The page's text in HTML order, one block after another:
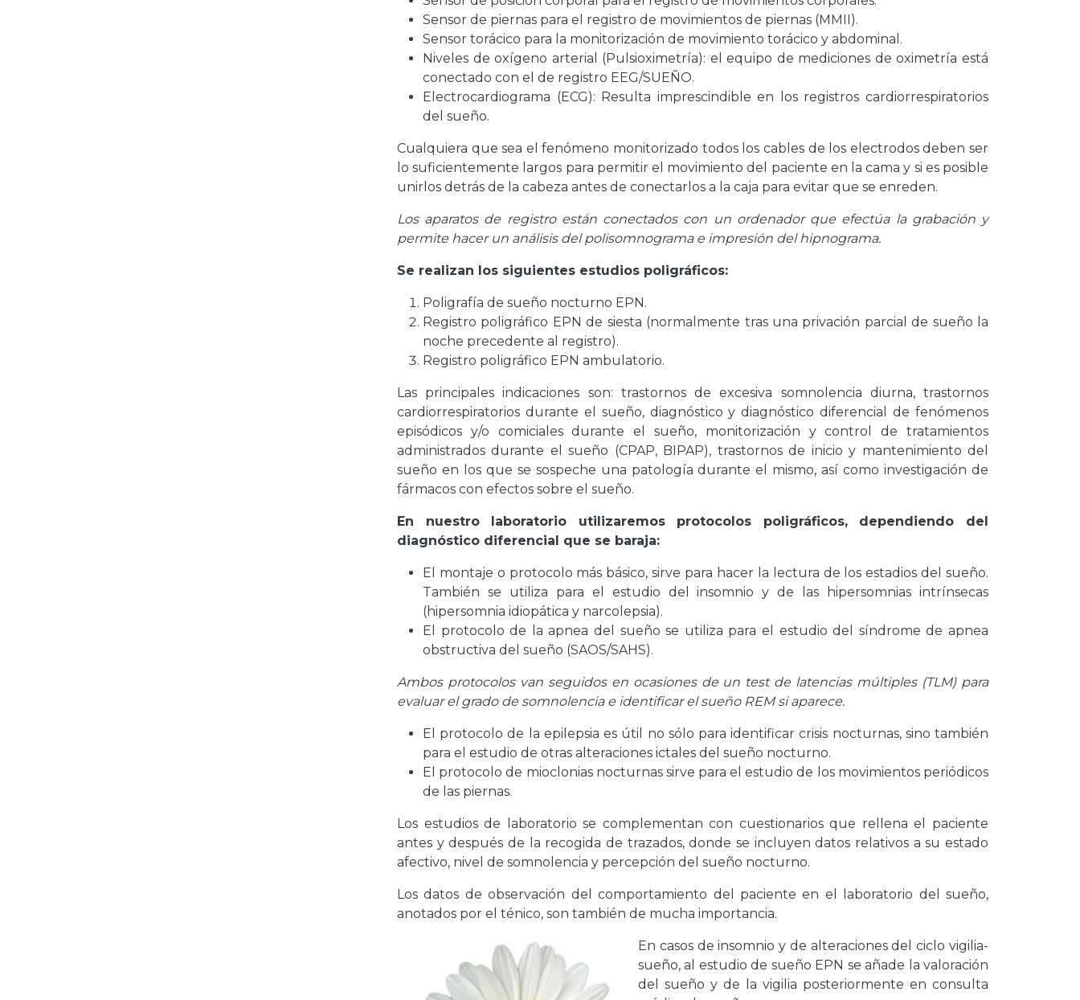
Sensor de piernas para el registro de movimientos de piernas (MMII).
Sensor torácico para la monitorización de movimiento torácico y abdominal.
Niveles de oxígeno arterial (Pulsioximetría): el equipo de mediciones de oximetría está
conectado con el de registro EEG/SUEÑO.
Electrocardiograma (ECG): Resulta imprescindible en los registros cardiorrespiratorios
del sueño.
Cualquiera que sea el fenómeno monitorizado todos los cables de los electrodos deben ser
lo suficientemente largos para permitir el movimiento del paciente en la cama y si es posible
unirlos detrás de la cabeza antes de conectarlos a la caja para evitar que se enreden.
Los aparatos de registro están conectados con un ordenador que efectúa la grabación y
permite hacer un análisis del polisomnograma e impresión del hipnograma.
Se realizan los siguientes estudios poligráficos:
Poligrafía de sueño nocturno EPN.
Registro poligráfico EPN de siesta (normalmente tras una privación parcial de sueño la
noche precedente al registro).
Registro poligráfico EPN ambulatorio.
Las principales indicaciones son: trastornos de excesiva somnolencia diurna, trastornos
cardiorrespiratorios durante el sueño, diagnóstico y diagnóstico diferencial de fenómenos
episódicos y/o comiciales durante el sueño, monitorización y control de tratamientos
administrados durante el sueño (CPAP, BIPAP), trastornos de inicio y mantenimiento del
sueño en los que se sospeche una patología durante el mismo, así como investigación de
fármacos con efectos sobre el sueño.
En nuestro laboratorio utilizaremos protocolos poligráficos, dependiendo del
diagnóstico diferencial que se baraja:
El montaje o protocolo más básico, sirve para hacer la lectura de los estadios del sueño.
También se utiliza para el estudio del insomnio y de las hipersomnias intrínsecas
(hipersomnia idiopática y narcolepsia).
El protocolo de la apnea del sueño se utiliza para el estudio del síndrome de apnea
obstructiva del sueño (SAOS/SAHS).
Ambos protocolos van seguidos en ocasiones de un test de latencias múltiples (TLM) para
evaluar el grado de somnolencia e identificar el sueño REM si aparece.
El protocolo de la epilepsia es útil no sólo para identificar crisis nocturnas, sino también
para el estudio de otras alteraciones ictales del sueño nocturno.
El protocolo de mioclonias nocturnas sirve para el estudio de los movimientos periódicos
de las piernas.
Los estudios de laboratorio se complementan con cuestionarios que rellena el paciente
antes y después de la recogida de trazados, donde se incluyen datos relativos a su estado
afectivo, nivel de somnolencia y percepción del sueño nocturno.
Los datos de observación del comportamiento del paciente en el laboratorio del sueño,
anotados por el ténico, son también de mucha importancia.
En casos de insomnio y de alteraciones del ciclo vigilia-
sueño, al estudio de sueño EPN se añade la valoración
del sueño y de la vigilia posteriormente en consulta